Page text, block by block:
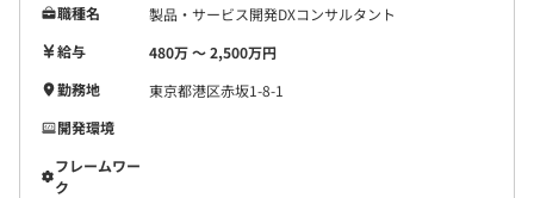
職種名
製品・サービス開発DXコンサルタント
給与
480万 〜 2,500万円
勤務地
東京都港区赤坂1-8-1
開発環境
フレームワー
ク